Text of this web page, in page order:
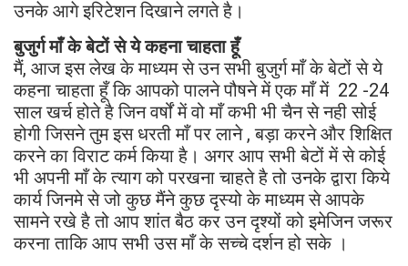
उनके आगे इरिटेशन दिखाने लगते है।
बुजुर्ग माँ के बेटों से ये कहना चाहता हूँ
मैं, आज इस लेख के माध्यम से उन सभी बुजुर्ग माँ के बेटों से ये
कहना चाहता हूँ कि आपको पालने पौषने में एक माँ में 22 -24
साल खर्च होते है जिन वर्षों में वो माँ कभी भी चैन से नही सोई
होगी जिसने तुम इस धरती माँ पर लाने , बड़ा करने और शिक्षित
करने का विराट कर्म किया है। अगर आप सभी बेटों में से कोई
भी अपनी माँ के त्याग को परखना चाहते है तो उनके द्वारा किये
कार्य जिनमे से जो कुछ मैंने कुछ दृस्यो के माध्यम से आपके
सामने रखे है तो आप शांत बैठ कर उन दृश्यों को इमेजिन जरूर
करना ताकि आप सभी उस माँ के सच्चे दर्शन हो सके ।